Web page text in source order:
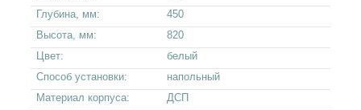
Глубина, мм:
450
Высота, мм:
820
Цвет:
белый
Способ установки:
напольный
Материал корпуса:
ДСП